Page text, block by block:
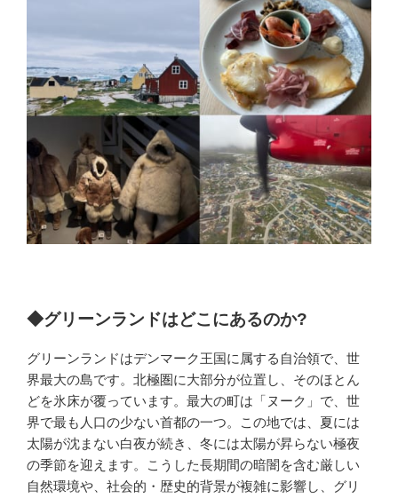
◆グリーンランドはどこにあるのか?
グリーンランドはデンマーク王国に属する自治領で、世
界最大の島です。北極圏に大部分が位置し、そのほとん
どを氷床が覆っています。最大の町は「ヌーク」で、世
界で最も人口の少ない首都の一つ。この地では、夏には
太陽が沈まない白夜が続き、冬には太陽が昇らない極夜
の季節を迎えます。こうした長期間の暗闇を含む厳しい
自然環境や、社会的・歴史的背景が複雑に影響し、グリ